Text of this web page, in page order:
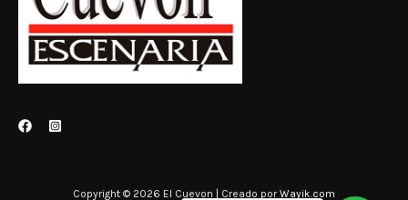
Copyright © 2026 El Cuevon | Creado por Wayik.com